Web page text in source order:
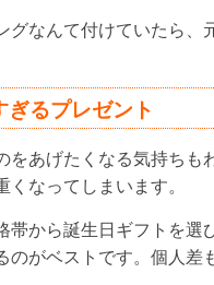
グなんて付けていたら、
るプレゼント
をあげたくなる気持ちも
なってしまいます。
帯から誕生日ギフトを選
のがベストです。個人差